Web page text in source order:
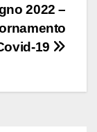
2022 –
19